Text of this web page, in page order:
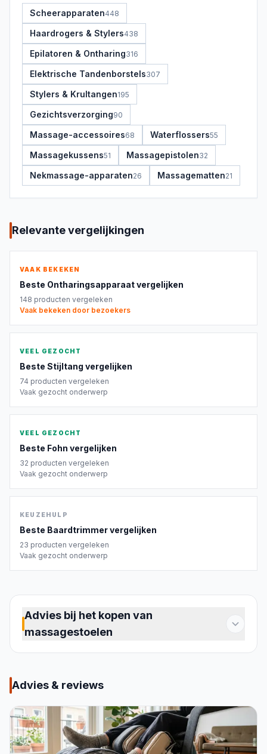
Scheerapparaten448
Haardrogers & Stylers438
Epilatoren & Ontharing316
Elektrische Tandenborstels307
Stylers & Krultangen195
Gezichtsverzorging90
Massage-accessoires68 Waterflossers55
Massagekussens51 Massagepistolen32
Nekmassage-apparaten26 Massagematten21
Relevante vergelijkingen
VAAK BEKEKEN
Beste Ontharingsapparaatvergelijken
148 producten vergeleken
Vaak bekeken door bezoekers
VEEL GEZOCHT
Beste Stijltang vergelijken
74 producten vergeleken
Vaak gezocht onderwerp
VEEL GEZOCHT
Beste Fohn vergelijken
32 producten vergeleken
Vaak gezocht onderwerp
KEUZEHULP
Beste Baardtrimmervergelijken
23 producten vergeleken
Vaak gezocht onderwerp
Advies bij het kopen van
massagestoelen
spierpijn na het sporten of gewoon behoefte aan
rust: een goed model neemt die spanning weg op
het moment dat jij dat wilt. De markt biedt een
breed scala, van compacte kussens die je op een
gewone stoel legt tot volledige stoelen die je hele
Advies & reviews